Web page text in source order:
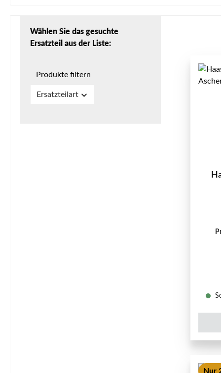
Wählen Sie das gesuchte
Ersatzteil aus der Liste:
Produkte filtern
Ersatzteilart
Nur